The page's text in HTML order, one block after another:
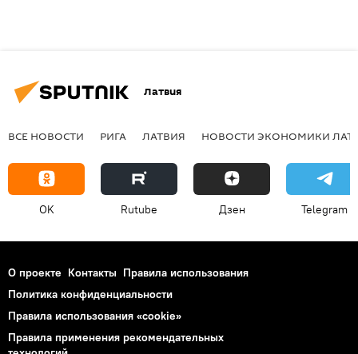
Латвия
ВСЕ НОВОСТИ РИГА ЛАТВИЯ НОВОСТИ ЭКОНОМИКИ
OK Rutube Дзен Telegram
О проекте Контакты Правила использования
Политика конфиденциальности
Правила использования «cookie»
Правила применения рекомендательных